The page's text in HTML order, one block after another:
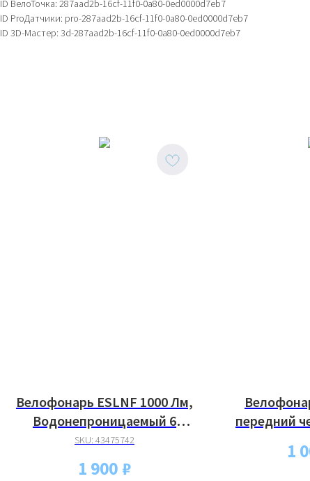
ID ВелоТочка: 287aad2b-16cf-11f0-0a80-0ed0000d7eb7
ID ProДатчики: pro-287aad2b-16cf-11f0-0a80-0ed0000d7eb7
ID 3D-Мастер: 3d-287aad2b-16cf-11f0-0a80-0ed0000d7eb7
Велофонарь ESLNF 1000 Лм,
Водонепроницаемый 6
режимов
SKU: 43475742
1 900 ₽
передний
1